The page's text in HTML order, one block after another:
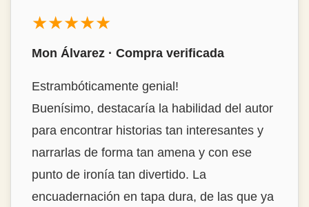
★★★★★
Mon Álvarez · Compra verificada
Estrambóticamente genial!
Buenísimo, destacaría la habilidad del autor
para encontrar historias tan interesantes y
narrarlas de forma tan amena y con ese
punto de ironía tan divertido. La
encuadernación en tapa dura, de las que ya